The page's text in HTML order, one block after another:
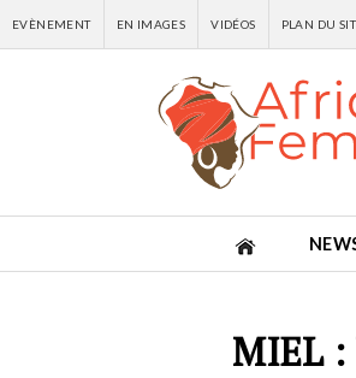
EVÈNEMENT EN IMAGES VIDÉOS PLAN DU
MIEL :